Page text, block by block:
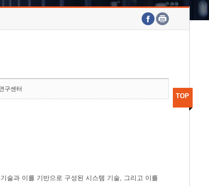
호남권연구본부
기획본부
구센터
술과 이를 기반으로 구성된 시스템 기술, 그리고 이를
TOP